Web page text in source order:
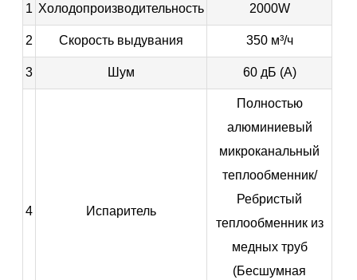
1 Холодопроизводительность 2000W
2 Скорость выдувания 350 м³/ч
3 Шум 60 дБ (А)
4 Испаритель
Полностью
алюминиевый
микроканальный
теплообменник/
Ребристый
теплообменник из
медных труб
(Бесшумная